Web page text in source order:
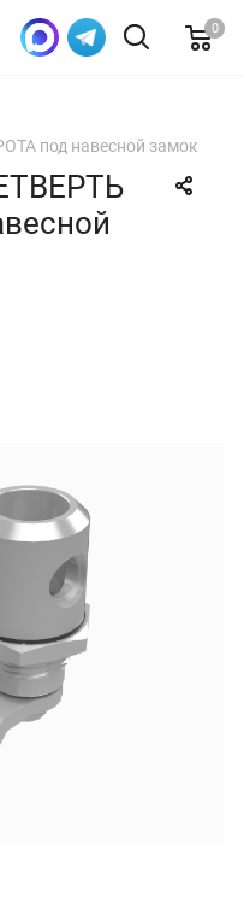
0
под навесной замок